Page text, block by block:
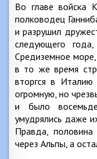
Во главе войска
полководец
и разрушил
следующего
Средиземное
в то же время
вторгся в Италию
огромную, но
и было
умудрялись даже
Правда,
через Альпы, а